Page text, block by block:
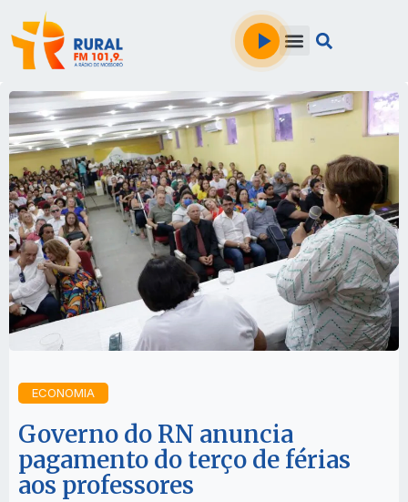
ECONOMIA
Governo do RN anuncia
pagamento do terço de férias
aos professores